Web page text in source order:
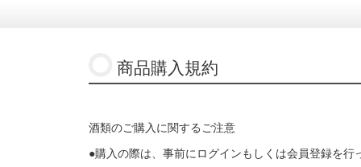
商品購入規約
酒類のご購入に関するご注意
●購入の際は、事前にログインもしくは会員登録を